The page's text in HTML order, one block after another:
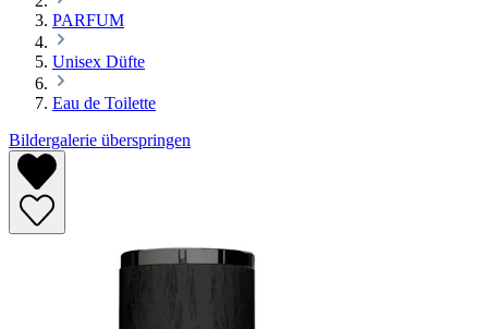
PARFUM
Unisex Düfte
Eau de Toilette
Bildergalerie überspringen